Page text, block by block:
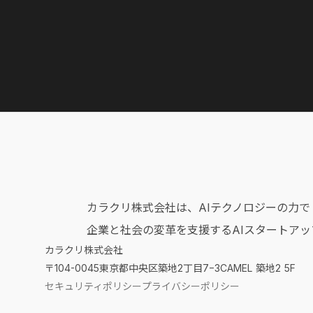
カラクリ株式会社は、AIテクノロジーの力で
企業と社会の変革を支援するAIスタートアッ
カラクリ株式会社
〒104-0045東京都中央区築地2丁目7−3CAMEL 築地2 5F
セキュリティポリシープライバシーポリシー